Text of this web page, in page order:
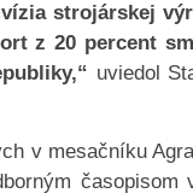
strojárskej
z 20 percent
uviedol
v mesačníku
časopisom